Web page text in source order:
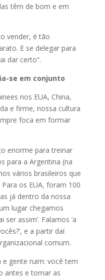
têm de bom e em
vender, é tão
E se delegar para
dar certo”.
se em conjunto
nos EUA, China,
e firme, nossa cultura
foca em formar
enorme para treinar
para a Argentina (na
vários brasileiros que
Para os EUA, foram 100
já dentro da nossa
lugar chegamos
assim’. Falamos ‘a
e a partir daí
comum.
gente ruim: você tem
antes e tomar as